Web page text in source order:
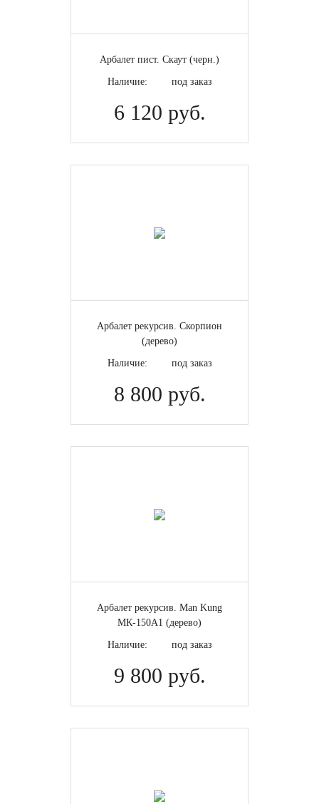
Арбалет пист. Скаут (черн.)
Наличие: под заказ
6 120 руб.
Арбалет рекурсив. Скорпион
(дерево)
Наличие: под заказ
8 800 руб.
Арбалет рекурсив. Man Kung
МК-150A1 (дерево)
Наличие: под заказ
9 800 руб.